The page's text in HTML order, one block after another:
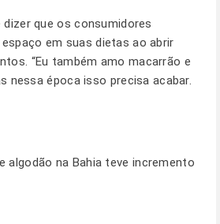
que os consumidores
em suas dietas ao abrir
“Eu também amo macarrão e
nessa época isso precisa acabar.
algodão na Bahia teve incremento